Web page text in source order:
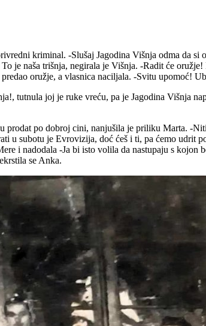
kriminal. -Slušaj Jagodina Višnja odma da
je naša trišnja, negirala je Višnja. -Radit će
oružje, a vlasnica naciljala. -Svitu upomoć!
tutnula joj je ruke vreću, pa je Jagodina Višnja
po dobroj cini, nanjušila je priliku Marta. -
subotu je Evrovizija, doć ćeš i ti, pa ćemo udrit
i nadodala -Ja bi isto volila da nastupaju s kojon
se Anka.